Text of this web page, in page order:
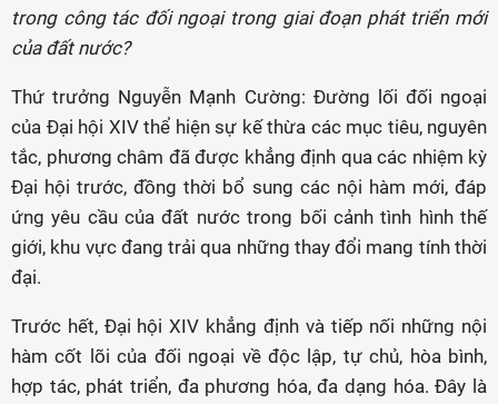
trong công tác đối ngoại trong giai đoạn phát triển mới
của đất nước?
Thứ trưởng Nguyễn Mạnh Cường: Đường lối đối ngoại
của Đại hội XIV thể hiện sự kế thừa các mục tiêu, nguyên
tắc, phương châm đã được khẳng định qua các nhiệm kỳ
Đại hội trước, đồng thời bổ sung các nội hàm mới, đáp
ứng yêu cầu của đất nước trong bối cảnh tình hình thế
giới, khu vực đang trải qua những thay đổi mang tính thời
đại.
Trước hết, Đại hội XIV khẳng định và tiếp nối những nội
hàm cốt lõi của đối ngoại về độc lập, tự chủ, hòa bình,
hợp tác, phát triển, đa phương hóa, đa dạng hóa. Đây là